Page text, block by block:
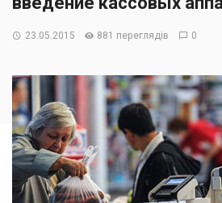
23.05.2015 881 переглядів 0